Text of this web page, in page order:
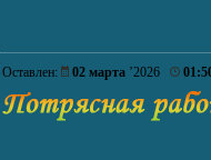
Оставлен: 02 марта ’2026